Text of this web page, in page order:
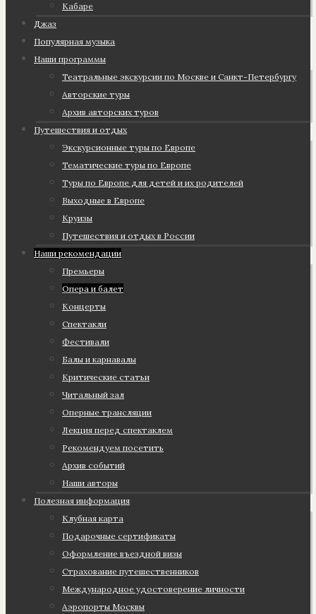
Кабаре
Джаз
Популярная музыка
Наши программы
Театральные экскурсии по Москве и Санкт-Петербургу
Авторские туры
Архив авторских туров
Путешествия и отдых
Экскурсионные туры по Европе
Тематические туры по Европе
Туры по Европе для детей и их родителей
Выходные в Европе
Круизы
Путешествия и отдых в России
Наши рекомендации
Премьеры
Опера и балет
Концерты
Спектакли
Фестивали
Балы и карнавалы
Критические статьи
Читальный зал
Оперные трансляции
Лекция перед спектаклем
Рекомендуем посетить
Архив событий
Наши авторы
Полезная информация
Клубная карта
Подарочные сертификаты
Оформление въездной визы
Страхование путешественников
Международное удостоверение личности
Аэропорты Москвы